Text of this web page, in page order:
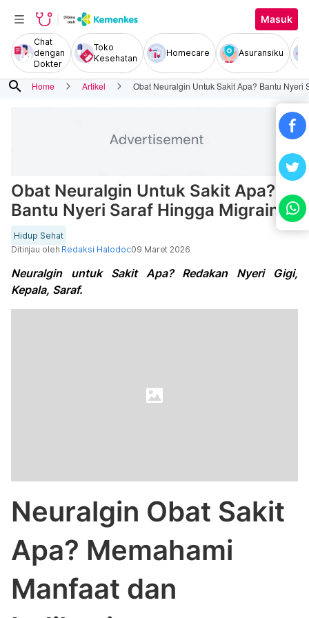
Masuk
Chat
dengan
Dokter
Toko
Kesehatan
Homecare Asuransiku
search Home Artikel Obat Neuralgin Untuk Sakit Apa? Bantu Nyeri
Obat Neuralgin Untuk Sakit Apa?
Bantu Nyeri Saraf Hingga Migrain
Hidup Sehat
Ditinjau oleh Redaksi Halodoc09 Maret 2026
Neuralgin untuk Sakit Apa? Redakan Nyeri Gigi,
Kepala, Saraf.
Neuralgin Obat Sakit
Apa? Memahami
Manfaat dan